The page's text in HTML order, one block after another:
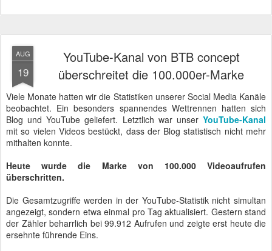
AUG
19
YouTube-Kanal von BTB concept
überschreitet die 100.000er-Marke
Viele Monate hatten wir die Statistiken unserer Social Media Kanäle
beobachtet. Ein besonders spannendes Wettrennen hatten sich
Blog und YouTube geliefert. Letztlich war unser YouTube-Kanal
mit so vielen Videos bestückt, dass der Blog statistisch nicht mehr
mithalten konnte.
Heute wurde die Marke von 100.000 Videoaufrufen
überschritten.
Die Gesamtzugriffe werden in der YouTube-Statistik nicht simultan
angezeigt, sondern etwa einmal pro Tag aktualisiert. Gestern stand
der Zähler beharrlich bei 99.912 Aufrufen und zeigte erst heute die
ersehnte führende Eins.